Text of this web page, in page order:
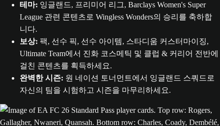
테마: 잉글랜드, 프리미어 리그, Barclays Women's Super
League 관련 콘텐츠로 Wingless Wonders의 승리를 축하합
니다.
보상: 팩, 선수 픽, 선수 아이템, 스타디움 커스터마이징,
Ultimate Team에서 진화 코스메틱 및 클럽 & 커리어 전반에
걸친 콘텐츠를 획득하세요.
완벽한 시즌: 원 네이션 토너먼트에서 잉글랜드 스쿼드로
자신의 팀을 시험하고 시즌을 마무리하세요.